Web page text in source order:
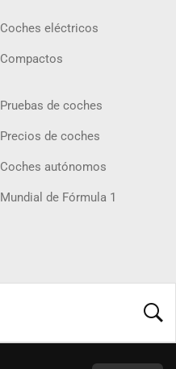
Coches eléctricos
Compactos
Pruebas de coches
Precios de coches
Coches autónomos
Mundial de Fórmula 1